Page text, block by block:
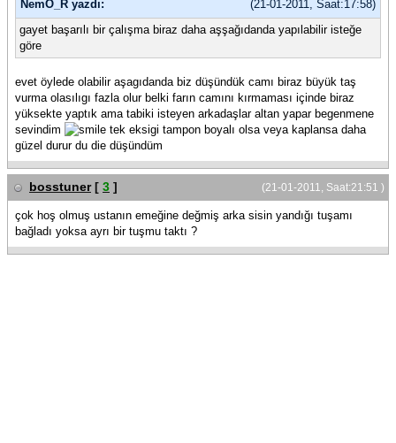
(21-01-2011, Saat:17:58)
NemO_R yazdı:
gayet başarılı bir çalışma biraz daha aşşağıdanda yapılabilir isteğe
göre
evet öylede olabilir aşagıdanda biz düşündük camı biraz büyük taş
vurma olasılıgı fazla olur belki farın camını kırmaması içinde biraz
yüksekte yaptık ama tabiki isteyen arkadaşlar altan yapar begenmene
sevindim
tek eksigi tampon boyalı olsa veya kaplansa daha
güzel durur du die düşündüm
(21-01-2011, Saat:21:51 )
bosstuner [ 3 ]
çok hoş olmuş ustanın emeğine değmiş arka sisin yandığı tuşamı
bağladı yoksa ayrı bir tuşmu taktı ?